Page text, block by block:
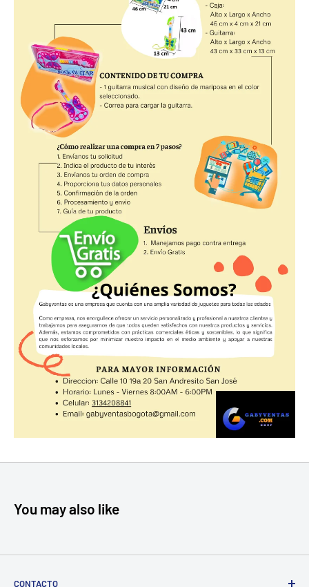
You may also like
CONTACTO